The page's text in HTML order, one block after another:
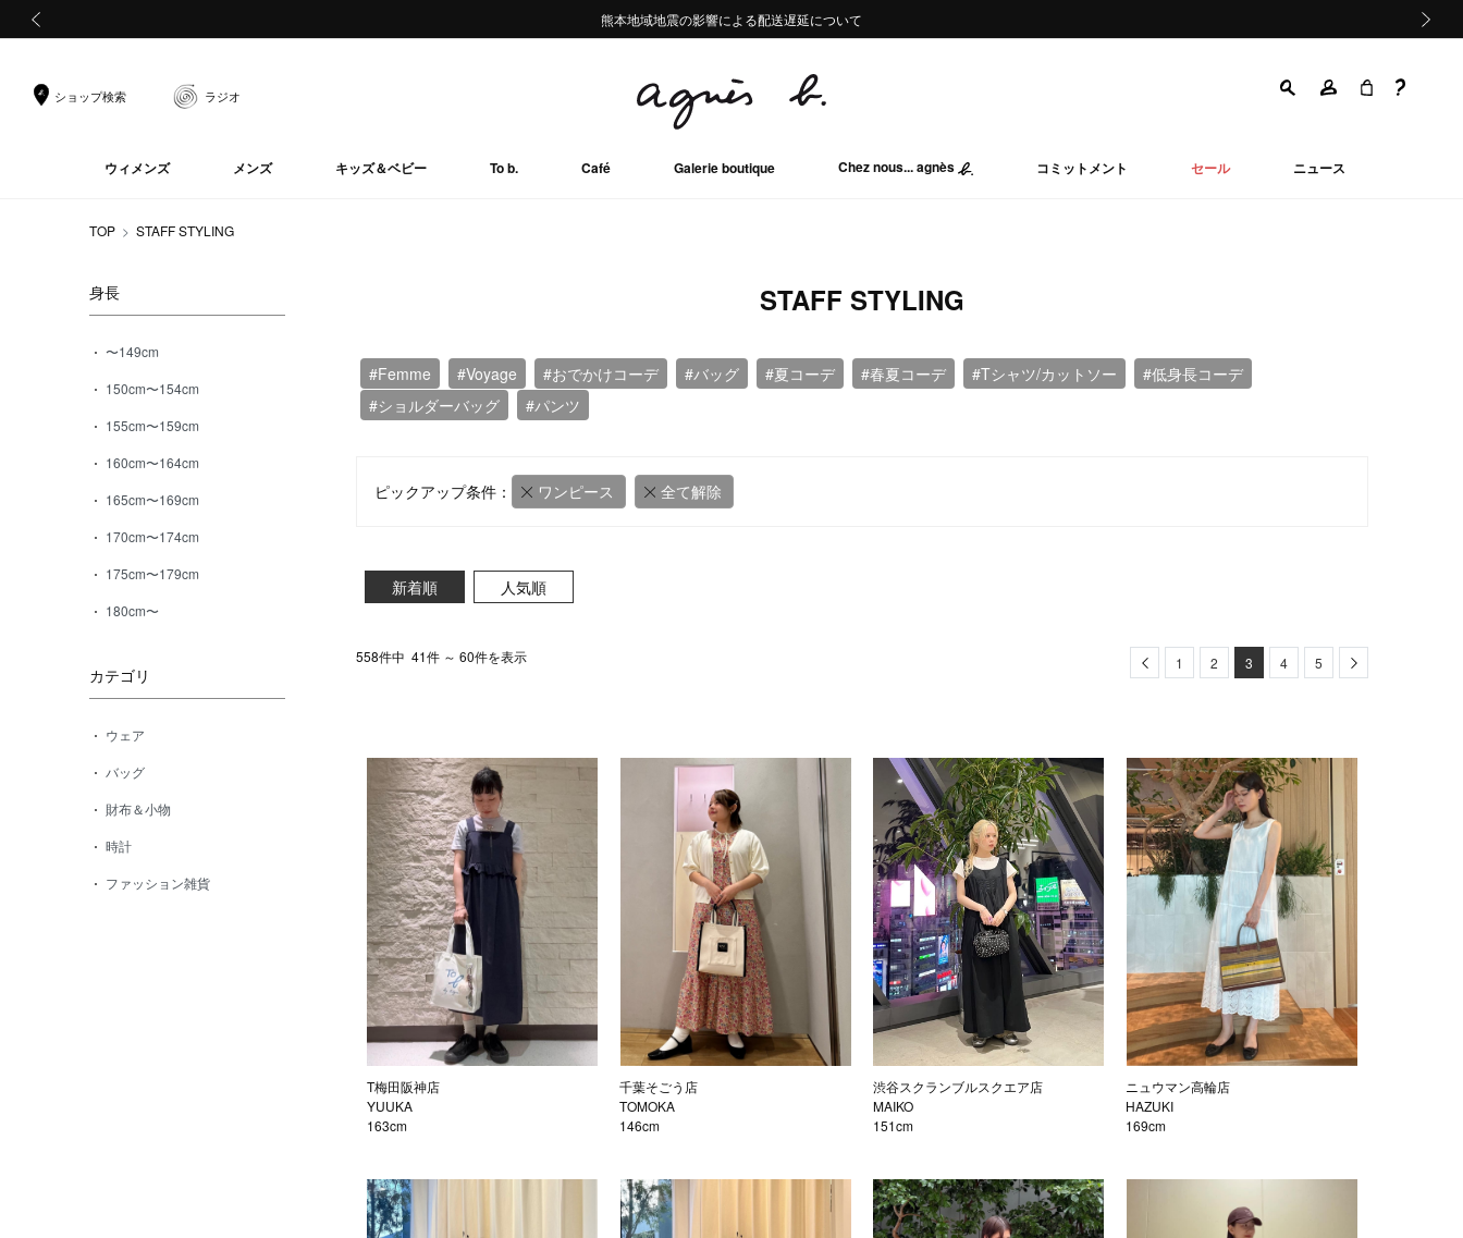
熊本地域地震の影響による配送遅延について
Summer Sale 2buy10%OFF!!
熊本地域地震の影響による配送遅延について
Summer Sale 2buy10%OFF!!
ショップ検索 ラジオ
ウィメンズ メンズ キッズ＆ベビー To b. Café Galerie boutique Chez nous... agnès コミットメント セール ニュース
TOP STAFF STYLING
身長
〜149cm
150cm〜154cm
155cm〜159cm
160cm〜164cm
165cm〜169cm
170cm〜174cm
175cm〜179cm
180cm〜
カテゴリ
ウェア
バッグ
財布＆小物
時計
ファッション雑貨
STAFF STYLING
#Femme #Voyage #おでかけコーデ #バッグ #夏コーデ #春夏コーデ #Tシャツ/カットソー
#低身長コーデ
#ショルダーバッグ
#パンツ
ピックアップ条件： ワンピース 全て解除
新着順 人気順
558件中 41件 ～ 60件を表示 Previous
1 2 3 4 5 Next
T梅田阪神店
YUUKA
163cm
千葉そごう店
TOMOKA
146cm
渋谷スクランブルスクエア店
MAIKO
151cm
ニュウマン高輪店
HAZUKI
169cm